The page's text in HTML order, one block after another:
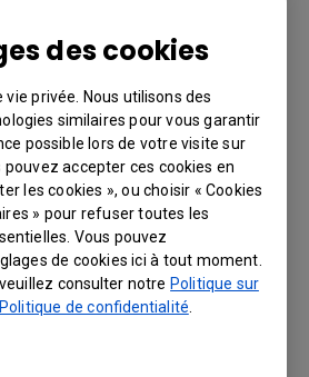
des cookies
privée. Nous utilisons des
similaires pour vous garantir
possible lors de votre visite sur
accepter ces cookies en
les cookies », ou choisir « Cookies
» pour refuser toutes les
Vous pouvez
de cookies ici à tout moment.
consulter notrePolitique sur
Politique de confidentialité
par e-mail